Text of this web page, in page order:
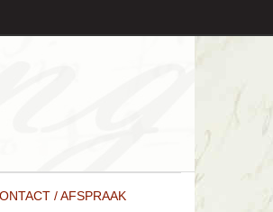
/ AFSPRAAK